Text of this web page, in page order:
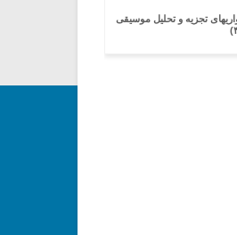
تجزیه و تحلیل موسیقی